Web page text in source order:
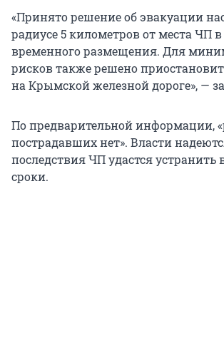
«Принято решение об эвакуации
радиусе 5 километров от места ЧП
временного размещения. Для
рисков также решено
на Крымской железной дороге», —
По предварительной информации,
пострадавших нет». Власти
последствия ЧП удастся устранить
сроки.